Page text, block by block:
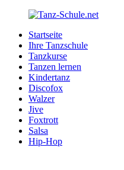
Zurück
Inhalt
Tanz-
Schule.net
Ihre
Tanzschule
Internet
Startseite
Ihre Tanzschule
Tanzkurse
Tanzen lernen
Kindertanz
Discofox
Walzer
Jive
Foxtrott
Salsa
Hip-Hop